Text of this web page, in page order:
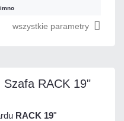
wszystkie parametry
RACK 19"
RACK 19"